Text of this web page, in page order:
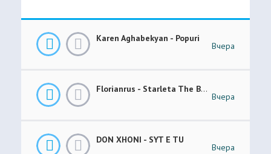
Karen Aghabekyan - Popuri
Вчера
Florianrus - Starleta The Bar Session
Вчера
DON XHONI - SYT E TU
Вчера